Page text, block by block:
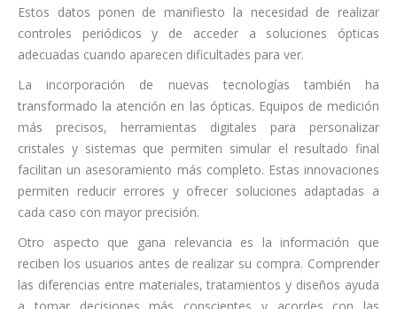
Estos datos ponen de manifiesto la necesidad de realizar
controles periódicos y de acceder a soluciones ópticas
adecuadas cuando aparecen dificultades para ver.
La incorporación de nuevas tecnologías también ha
transformado la atención en las ópticas. Equipos de medición
más precisos, herramientas digitales para personalizar
cristales y sistemas que permiten simular el resultado final
facilitan un asesoramiento más completo. Estas innovaciones
permiten reducir errores y ofrecer soluciones adaptadas a
cada caso con mayor precisión.
Otro aspecto que gana relevancia es la información que
reciben los usuarios antes de realizar su compra. Comprender
las diferencias entre materiales, tratamientos y diseños ayuda
a tomar decisiones más conscientes y acordes con las